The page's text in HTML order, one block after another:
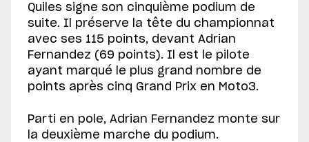
Quiles signe son cinquième podium de
suite. Il préserve la tête du championnat
avec ses 115 points, devant Adrian
Fernandez (69 points). Il est le pilote
ayant marqué le plus grand nombre de
points après cinq Grand Prix en Moto3.
Parti en pole, Adrian Fernandez monte sur
la deuxième marche du podium.